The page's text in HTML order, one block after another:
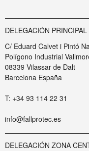
DELEGACIÓN
C/ Eduard Calvet i Pintó
Polígono Industrial
08339 Vilassar de Dalt
Barcelona España
T: +34 93 114 22 31
info@fallprotec.es
DELEGACIÓN ZONA